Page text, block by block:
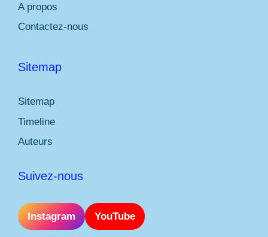
A propos
Contactez-nous
Sitemap
Sitemap
Timeline
Auteurs
Suivez-nous
Instagram YouTube